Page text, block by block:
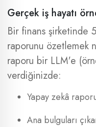
Gerçek iş hayatı
Bir finans şirketinde
raporunu özetlemek
raporu bir LLM'e
verdiğinizde:
Yapay zekâ
Ana bulguları